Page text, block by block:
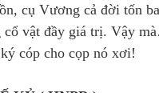
cụ Vương cả đời tốn
cổ vật đầy giá trị. Vậy
cóp cho cọp nó xơi!